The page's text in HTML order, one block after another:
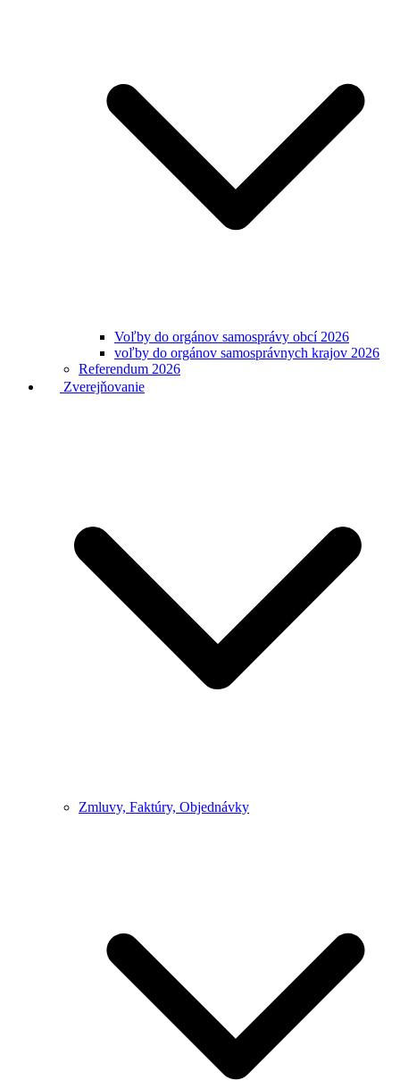
Voľby do orgánov samosprávy obcí 2026
voľby do orgánov samosprávnych krajov 2026
Referendum 2026
Zverejňovanie
Zmluvy, Faktúry, Objednávky